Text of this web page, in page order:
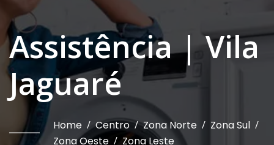
Assistência | Vila
Jaguaré
Home / Centro / Zona Norte / Zona Sul /
Zona Oeste / Zona Leste